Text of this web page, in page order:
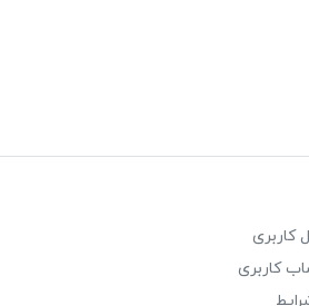
کاربری
کاربری